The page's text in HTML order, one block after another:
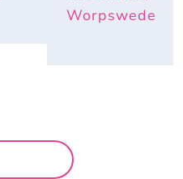
Worpswede